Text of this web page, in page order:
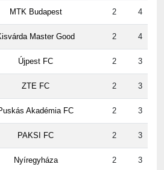
Kisvárda Master Good 2 4
Újpest FC 2 3
ZTE FC 2 3
Puskás Akadémia FC 2 3
PAKSI FC 2 3
Nyíregyháza 2 3
Kispest-Honvéd 2 2